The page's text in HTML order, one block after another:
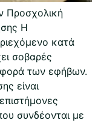
Προσχολική
Η
κατά
σοβαρές
των εφήβων.
είναι
συνδέονται με